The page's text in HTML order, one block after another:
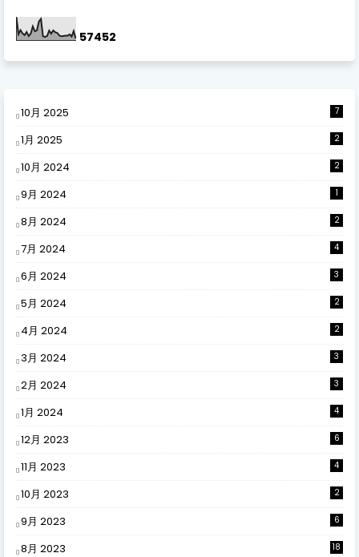
57452
10月 2025 7
1月 2025 2
10月 2024 2
9月 2024 1
8月 2024 2
7月 2024 4
6月 2024 3
5月 2024 2
4月 2024 2
3月 2024 3
2月 2024 3
1月 2024 4
12月 2023 6
11月 2023 4
10月 2023 2
9月 2023 6
8月 2023 18